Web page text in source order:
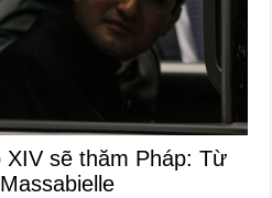
sẽ thăm Pháp: Từ